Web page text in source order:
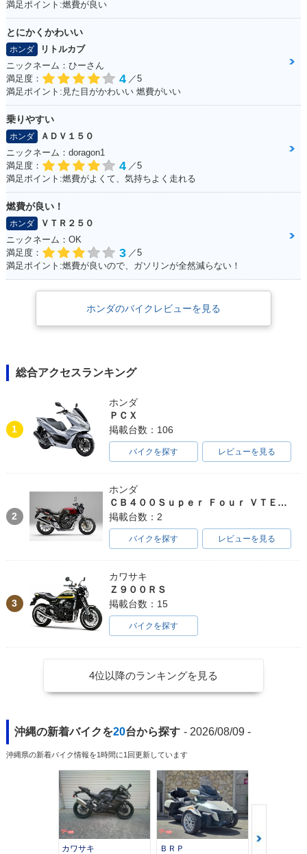
満足ポイント:燃費が良い
とにかくかわいい
ホンダ
リトルカブ
ニックネーム：ひーさん
満足度：
4 ／5
満足ポイント:見た目がかわいい 燃費がいい
乗りやすい
ホンダ
ＡＤＶ１５０
ニックネーム：doragon1
満足度：
4 ／5
満足ポイント:燃費がよくて、気持ちよく走れる
燃費が良い！
ホンダ
ＶＴＲ２５０
ニックネーム：OK
満足度：
3 ／5
満足ポイント:燃費が良いので、ガソリンが全然減らない！
ホンダのバイクレビューを見る
総合アクセスランキング
1
ホンダ
ＰＣＸ
掲載台数：106
バイクを探す レビューを見る
2
ホンダ
ＣＢ４００Ｓｕｐｅｒ Ｆｏｕｒ ＶＴＥＣ ＳＰＥＣ３
掲載台数：2
バイクを探す レビューを見る
3
カワサキ
Ｚ９００ＲＳ
掲載台数：15
バイクを探す
4位以降のランキングを見る
沖縄の新着バイクを20台から探す - 2026/08/09 -
沖縄県の新着バイク情報を1時間に1回更新しています
カワサキ ＢＲＰ